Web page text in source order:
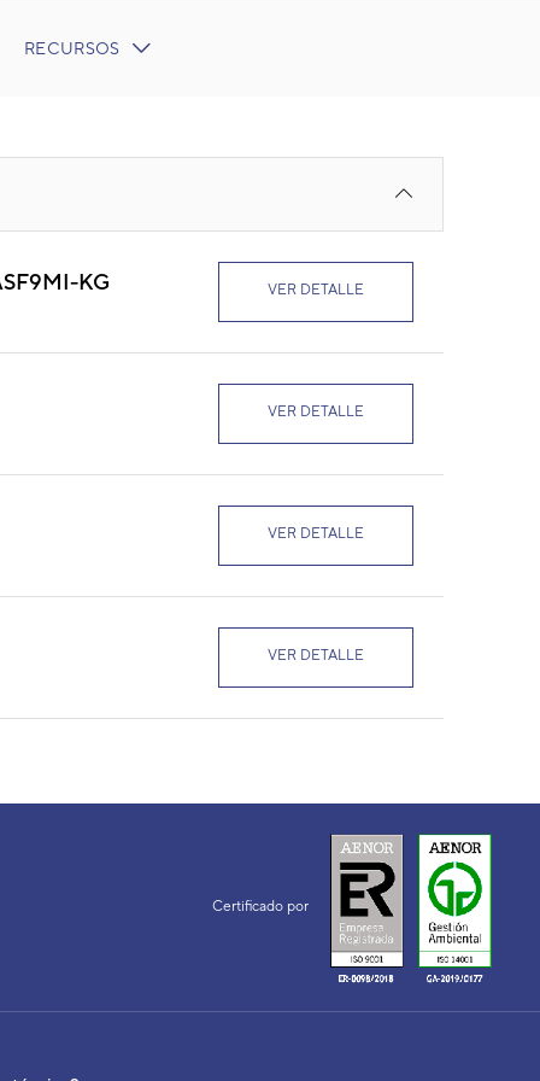
RECURSOS
KG VER DETALLE
VER DETALLE
VER DETALLE
VER DETALLE
VER DETALLE
Certificado por